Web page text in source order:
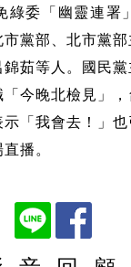
綠委「幽靈連署
黨部、北市黨
茹等人。國民
今晚北檢見」
「我會去！」也
播。